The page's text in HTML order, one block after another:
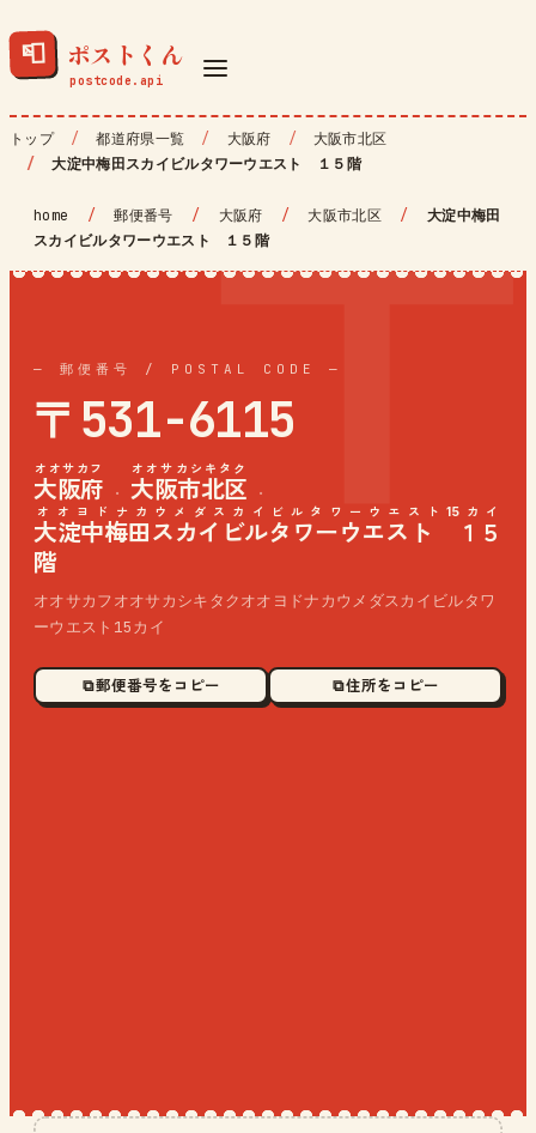
📮 ポストくん
トップ 都道府県一覧 大阪府
大阪市北区
大淀中梅田スカイビルタワーウエスト １５階
home / 郵便番号 / 大阪府 / 大阪市北区 /
大淀中梅田
スカイビルタワーウエスト １５階
— 郵便番号 / POSTAL CODE —
〒531-6115
大阪府
オオサカフ
· 大阪市北区
オオサカシキタク
·
大淀中梅田スカイビルタワーウエスト １５
階
オオヨドナカウメダスカイビルタワーウエスト15カイ
オオサカフオオサカシキタクオオヨドナカウメダスカイビルタワ
ーウエスト15カイ
⧉ 郵便番号をコピー ⧉ 住所をコピー